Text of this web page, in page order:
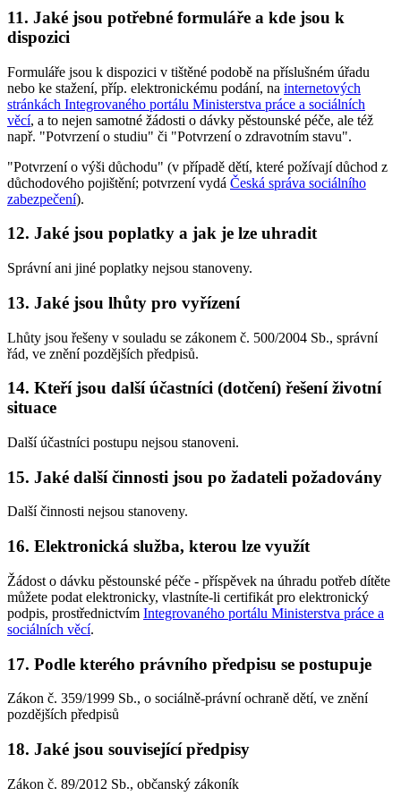
11. Jaké jsou potřebné formuláře a kde jsou k
dispozici
Formuláře jsou k dispozici v tištěné podobě na příslušném úřadu
nebo ke stažení, příp. elektronickému podání, na internetových
stránkách Integrovaného portálu Ministerstva práce a sociálních
věcí, a to nejen samotné žádosti o dávky pěstounské péče, ale též
např. "Potvrzení o studiu" či "Potvrzení o zdravotním stavu".
"Potvrzení o výši důchodu" (v případě dětí, které požívají důchod z
důchodového pojištění; potvrzení vydá Česká správa sociálního
zabezpečení).
12. Jaké jsou poplatky a jak je lze uhradit
Správní ani jiné poplatky nejsou stanoveny.
13. Jaké jsou lhůty pro vyřízení
Lhůty jsou řešeny v souladu se zákonem č. 500/2004 Sb., správní
řád, ve znění pozdějších předpisů.
14. Kteří jsou další účastníci (dotčení) řešení životní
situace
Další účastníci postupu nejsou stanoveni.
15. Jaké další činnosti jsou po žadateli požadovány
Další činnosti nejsou stanoveny.
16. Elektronická služba, kterou lze využít
Žádost o dávku pěstounské péče - příspěvek na úhradu potřeb dítěte
můžete podat elektronicky, vlastníte-li certifikát pro elektronický
podpis, prostřednictvím Integrovaného portálu Ministerstva práce a
sociálních věcí.
17. Podle kterého právního předpisu se postupuje
Zákon č. 359/1999 Sb., o sociálně-právní ochraně dětí, ve znění
pozdějších předpisů
18. Jaké jsou související předpisy
Zákon č. 89/2012 Sb., občanský zákoník